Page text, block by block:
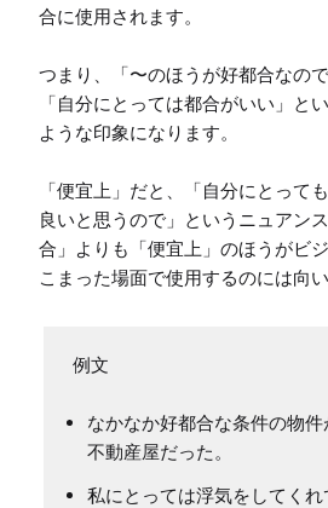
合に使用されます。
つまり、「〜のほうが好都合なの
「自分にとっては都合がいい」と
ような印象になります。
「便宜上」だと、「自分にとって
良いと思うので」というニュアン
合」よりも「便宜上」のほうがビ
こまった場面で使用するのには向い
なかなか好都合な条件の物
不動産屋だった。
私にとっては浮気をしてく